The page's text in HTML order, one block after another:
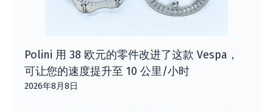
Polini 用 38 欧元的零件改进了这款 Vespa，
可让您的速度提升至 10 公里/小时
2026年8月8日